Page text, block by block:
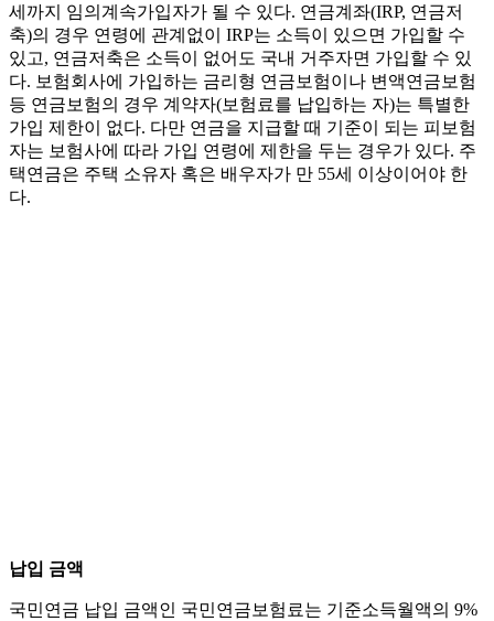
세까지 임의계속가입자가 될 수 있다. 연금계좌(IRP, 연금저
축)의 경우 연령에 관계없이 IRP는 소득이 있으면 가입할 수
있고, 연금저축은 소득이 없어도 국내 거주자면 가입할 수 있
다. 보험회사에 가입하는 금리형 연금보험이나 변액연금보험
등 연금보험의 경우 계약자(보험료를 납입하는 자)는 특별한
가입 제한이 없다. 다만 연금을 지급할 때 기준이 되는 피보험
자는 보험사에 따라 가입 연령에 제한을 두는 경우가 있다. 주
택연금은 주택 소유자 혹은 배우자가 만 55세 이상이어야 한
다.
납입 금액
국민연금 납입 금액인 국민연금보험료는 기준소득월액의 9%